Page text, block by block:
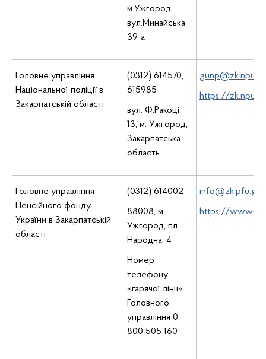
м.Ужгород,
вул.Минайська
39-а
Головне управління
Національної поліції в
Закарпатській області
(0312) 614570,
615985
вул. Ф.Ракоці,
13, м. Ужгород,
Закарпатська
область
https://
Головне управління
Пенсійного фонду
України в Закарпатській
області
(0312) 614002
88008, м.
Ужгород, пл.
Народна, 4
Номер
телефону
«гарячої лінії»
Головного
управління 0
800 505 160
https://